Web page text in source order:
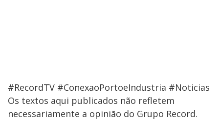
#RecordTV #ConexaoPortoeIndustria #Noticias
Os textos aqui publicados não refletem
necessariamente a opinião do Grupo Record.